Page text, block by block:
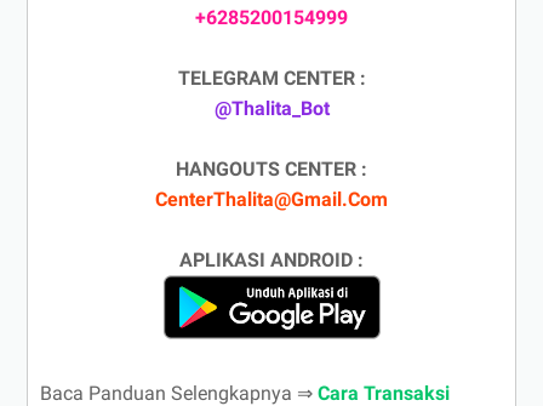
+6285200154999
TELEGRAM CENTER :
@Thalita_Bot
HANGOUTS CENTER :
CenterThalita@Gmail.Com
APLIKASI ANDROID :
Baca Panduan Selengkapnya ⇒ Cara Transaksi